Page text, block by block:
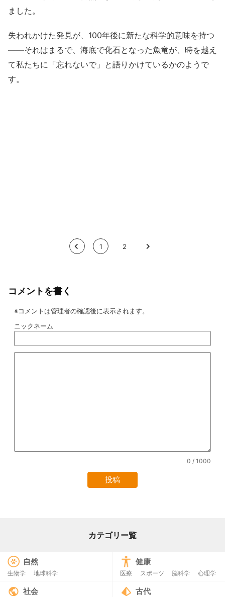
ました。
失われかけた発見が、100年後に新たな科学的意味を持つ
――それはまるで、海底で化石となった魚竜が、時を越え
て私たちに「忘れないで」と語りかけているかのようで
す。
< 1 2 >
コメントを書く
※コメントは管理者の確認後に表示されます。
ニックネーム
0 / 1000
カテゴリー覧
自然
生物学 地球科学
健康
医療 スポーツ 脳科学 心理学
社会 古代